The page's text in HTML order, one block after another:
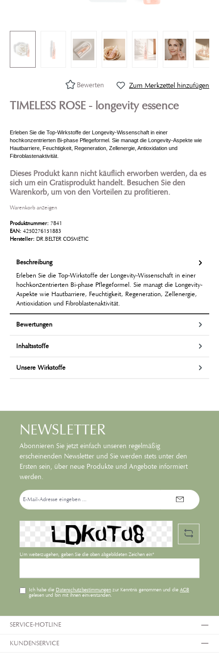
Zum Merkzettel hinzufügen
Bewerten
TIMELESS ROSE - longevity essence
Erleben Sie die Top-Wirkstoffe der Longevity-Wissenschaft in einer
hochkonzentrierten Bi-phase Pflegeformel. Sie managt die Longevity-Aspekte wie
Hautbarriere, Feuchtigkeit, Regeneration, Zellenergie, Antioxidation und
Fibroblastenaktivität.
Dieses Produkt kann nicht käuflich erworben werden, da es
sich um ein Gratisprodukt handelt. Besuchen Sie den
Warenkorb, um von den Vorteilen zu profitieren.
Warenkorb anzeigen
Produktnummer: 7841
EAN: 4250276151883
Hersteller: DR.BELTER COSMETIC
Beschreibung
Erleben Sie die Top-Wirkstoffe der Longevity-Wissenschaft in einer
hochkonzentrierten Bi-phase Pflegeformel. Sie managt die Longevity-
Aspekte wie Hautbarriere, Feuchtigkeit, Regeneration, Zellenergie,
Antioxidation und Fibroblastenaktivität.
Bewertungen
Inhaltsstoffe
Unsere Wirkstoffe
NEWSLETTER
Abonnieren Sie jetzt einfach unseren regelmäßig
erscheinenden Newsletter und Sie werden stets unter den
Ersten sein, über neue Produkte und Angebote informiert
werden.
E-
Mail-
Adresse*
Um weiterzugehen, geben Sie die oben abgebildeten Zeichen ein*
Ich habe die Datenschutzbestimmungenzur Kenntnis genommen und die AGB
gelesen und bin mit ihnen einverstanden.
SERVICE-HOTLINE
KUNDENSERVICE